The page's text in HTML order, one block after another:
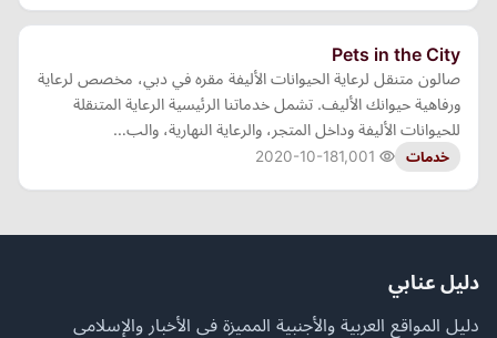
Pets in the City
صالون متنقل لرعاية الحيوانات الأليفة مقره في دبي، مخصص لرعاية
ورفاهية حيوانك الأليف. تشمل خدماتنا الرئيسية الرعاية المتنقلة
للحيوانات الأليفة وداخل المتجر، والرعاية النهارية، والب…
خدمات 2020-10-18
دليل عنابي
دليل المواقع العربية والأجنبية المميزة في الأخبار والإسلامي